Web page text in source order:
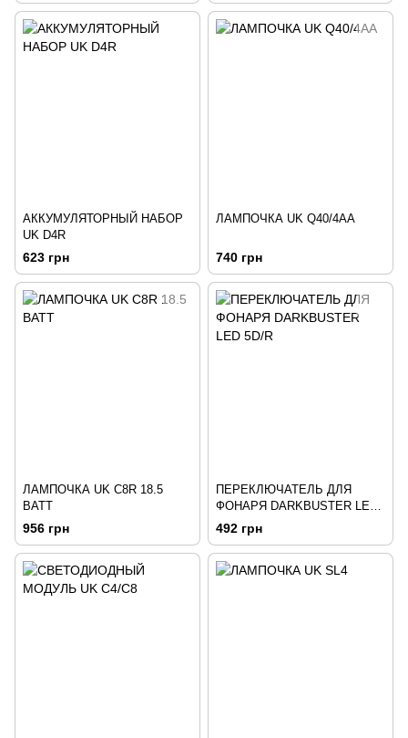
АККУМУЛЯТОРНЫЙ НАБОР
UK D4R
623 грн
ЛАМПОЧКА UK Q40/4АА
740 грн
ЛАМПОЧКА UK С8R 18.5
ВАТТ
956 грн
ПЕРЕКЛЮЧАТЕЛЬ ДЛЯ
ФОНАРЯ DARKBUSTER LED
5D/R
492 грн